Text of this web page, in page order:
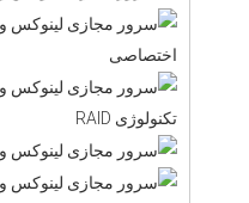
اختصاصی
تکنولوژی RAID